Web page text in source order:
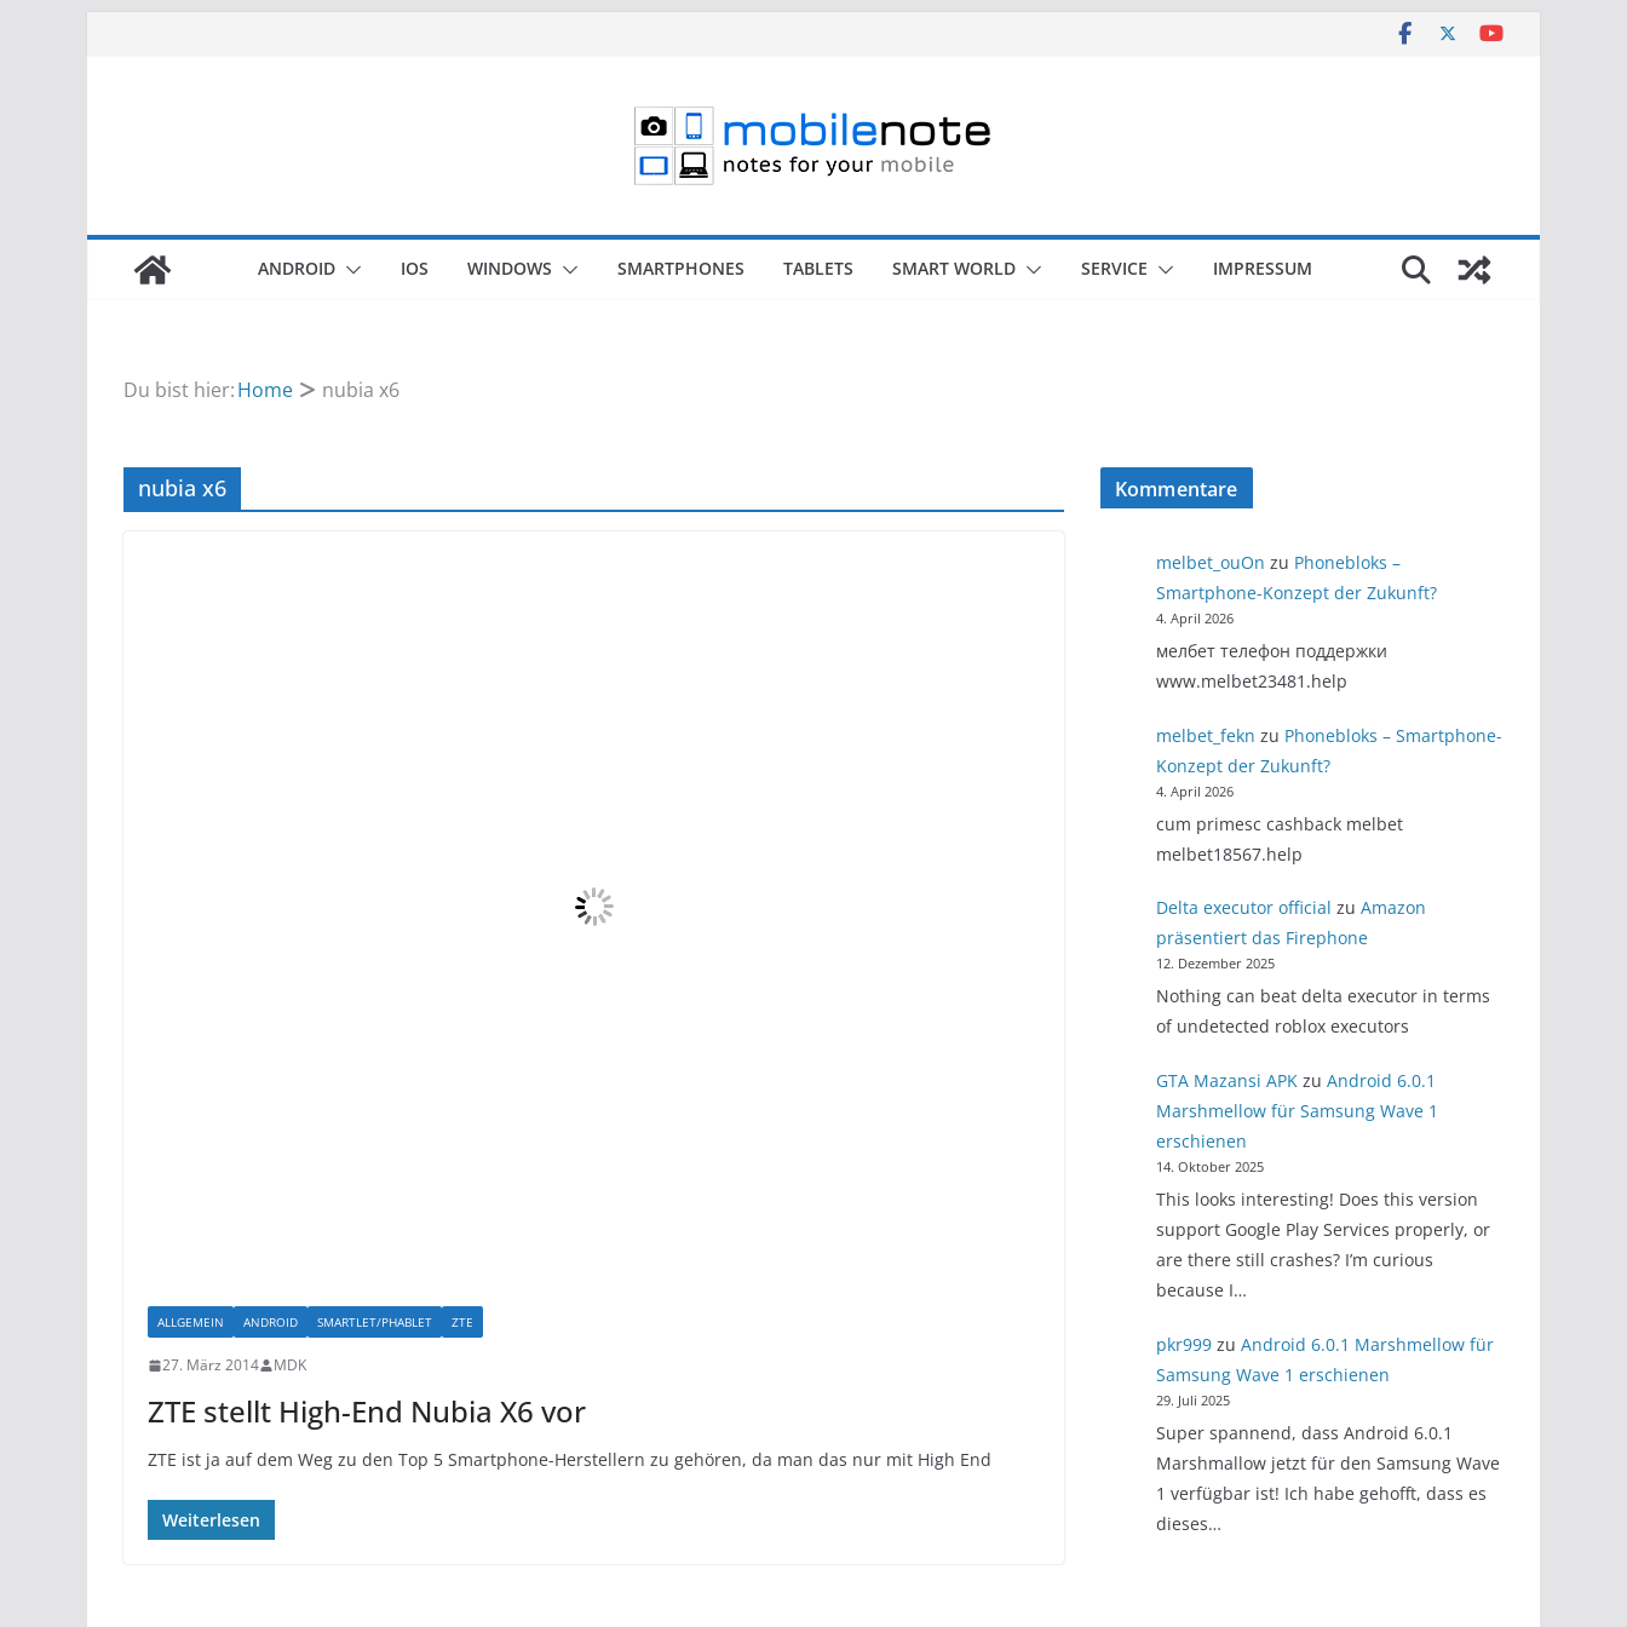
ANDROID IOS WINDOWS SMARTPHONES TABLETS SMART WORLD SERVICE IMPRESSUM
Du bist hier:Home nubia x6
nubia x6
ALLGEMEIN ANDROID SMARTLET/PHABLET ZTE
27. März 2014 MDK
ZTE stellt High-End Nubia X6 vor
ZTE ist ja auf dem Weg zu den Top 5 Smartphone-Herstellern zu gehören, da man das nur mit High End
Weiterlesen
Kommentare
melbet_ouOn zu Phonebloks –
Smartphone-Konzept der Zukunft?
4. April 2026
мелбет телефон поддержки
www.melbet23481.help
melbet_fekn zu Phonebloks – Smartphone-
Konzept der Zukunft?
4. April 2026
cum primesc cashback melbet
melbet18567.help
Delta executor official zu Amazon
präsentiert das Firephone
12. Dezember 2025
Nothing can beat delta executor in terms
of undetected roblox executors
GTA Mazansi APKzu Android 6.0.1
Marshmellow für Samsung Wave 1
erschienen
14. Oktober 2025
This looks interesting! Does this version
support Google Play Services properly, or
are there still crashes? I’m curious
because I…
pkr999zu Android 6.0.1 Marshmellow für
Samsung Wave 1 erschienen
29. Juli 2025
Super spannend, dass Android 6.0.1
Marshmallow jetzt für den Samsung Wave
1 verfügbar ist! Ich habe gehofft, dass es
dieses…